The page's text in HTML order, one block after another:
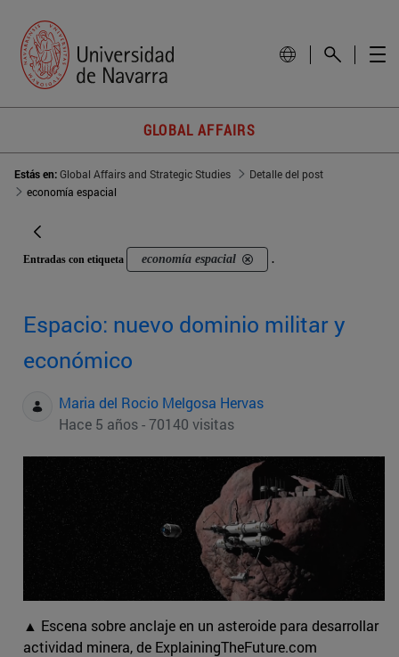
GLOBAL AFFAIRS
Estás en:Global Affairs and Strategic Studies
Detalle del post
economía espacial
Entradas con etiqueta economía espacial .
Espacio: nuevo dominio militar y
económico
Maria del Rocio Melgosa Hervas
Hace 5 años - 70140 visitas
▲ Escena sobre anclaje en un asteroide para desarrollar
actividad minera, de ExplainingTheFuture.com